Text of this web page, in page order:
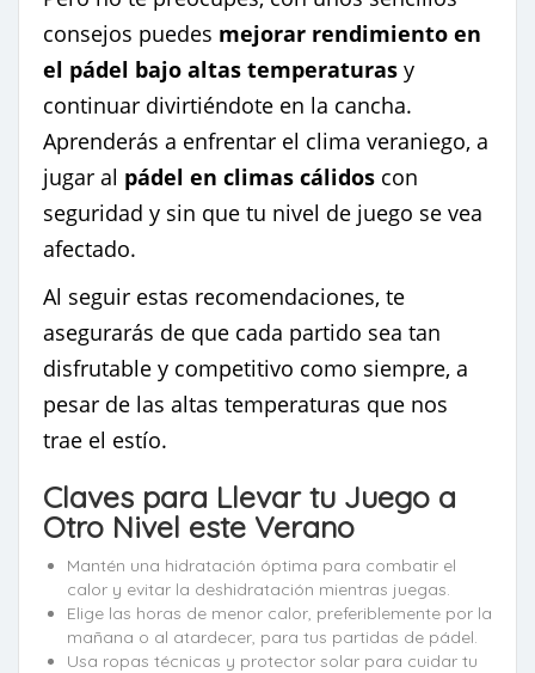
consejos puedes mejorar rendimiento en
el pádel bajo altas temperaturas y
continuar divirtiéndote en la cancha.
Aprenderás a enfrentar el clima veraniego, a
jugar al pádel en climas cálidos con
seguridad y sin que tu nivel de juego se vea
afectado.
Al seguir estas recomendaciones, te
asegurarás de que cada partido sea tan
disfrutable y competitivo como siempre, a
pesar de las altas temperaturas que nos
trae el estío.
Claves para Llevar tu Juego a
Otro Nivel este Verano
Mantén una hidratación óptima para combatir el
calor y evitar la deshidratación mientras juegas.
Elige las horas de menor calor, preferiblemente por la
mañana o al atardecer, para tus partidas de pádel.
Usa ropas técnicas y protector solar para cuidar tu